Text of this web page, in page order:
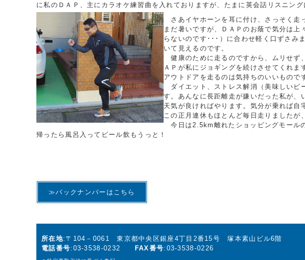
に私のＤＡＰ、主にカラオケ練習曲を入れておりますが、たまに英会話リスニング
さあイヤホーンを耳に付け、さっそく走
まだ暑いですが、ＤＡＰのお蔭で気分は
らないのです･･･）に合わせ軽く口ずさみ
いて見えるのです。
健康のために走るのですから、ムリせず
ＡＰが私にジョギングを続けさせてくれ
アウトドアを走るのは気持ちのいいもので
ダイエット、ストレス解消（美味しいビ
す。あんなに長距離走が嫌いだった私が、
天気が良ければやります。気分が乗れば自
この正月連休もほとんど毎日走りましたが
今日は2.5km離れたショッピングモール
帰ったら風呂入ってビール飲もうっと！
≫バックナンバーはこちら
所在地:〒104－0061 東京都中央区銀座4丁目2番15号 塚本素山ビル6階
電話番号:03-3538-0232 FAX番号:03-3538-0226